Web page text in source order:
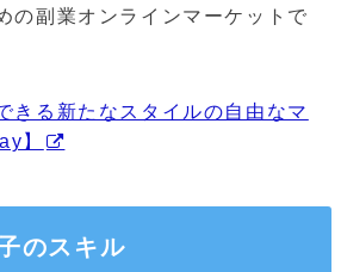
の副業オンラインマーケットで
きる新たなスタイルの自由なマ
】
のスキル